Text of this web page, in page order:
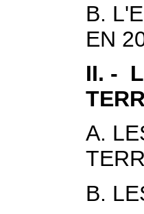
B.
EN
II. -
A.
B.